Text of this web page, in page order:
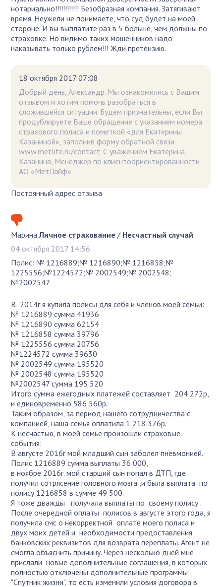
нотариально!!!!!!!!!!!! Безобразная компания. Затягивают
время. Неужели не понимаете, что суд будет на моей
стороне. И вы выплатите раз в 5 больше, чем должны по
страховке. Но видимо таких мошенников надо
наказывать только рублем!!! Жди претензию.
18 октября 2017 07:08
Добрый день, Александр. Мы ознакомились с Вашим
отзывом и хотим помочь разобраться в
сложившейся ситуации. Будем признательны, если Вы
продублируете Ваше обращение с указанием номера
страхового полиса и пометкой «для Екатерины
Казаниной», заполнив форму обратной связи
www.metlife.ru/contact. С уважением Екатерина
Казанина, Менеджер по клиентоориентированности
АО «МетЛайф».
Постоянный адрес отзыва
Марина Личное страхование / Несчастный случай
04 октября 2017 14:56
Полис: № 1216889;№ 1216890;№ 1216858;№
1225556;№1224572;№ 2002549;№ 2002548;
№2002547
В 2014г я купила полисы для себя и членов моей семьи:
№ 1216889 сумма 41936
№ 1216890 сумма 62154
№ 1216858 сумма 39796
№ 1225556 сумма 20756
№1224572 сумма 39630
№ 2002549 сумма 195520
№ 2002548 сумма 195520
№2002547 сумма 195 520
Итого сумма ежегодных платежей составляет 204 272р,
и единовременно 586 560р.
Таким образом, за период нашего сотрудничества с
компанией, наша семья оплатила 1 218 376р.
К несчастью, в моей семье произошли страховые
события:
В августе 2016г мой младший сын заболел пневмонией.
Полис 1216889 сумма выплаты 36 000,
в ноябре 2016г. мой старший сын попал в ДТП, где
получил сотрясение головного мозга ,и была выплата по
полису 1216858 в сумме 49 500.
Я тоже дважды получала выплаты по своему полису .
После очередной оплаты полисов в августе этого года, я
получила смс о некорректной оплате моего полиса и
двух моих детей и необходимости предоставления
банковских реквизитов для возврата переплаты. Агент не
смогла объяснить причину. Через несколько дней мне
прислали новые дополнительные соглашения, в которых
полностью отключены дополнительные программы
"Спутник жизни", то есть изменили условия договора в